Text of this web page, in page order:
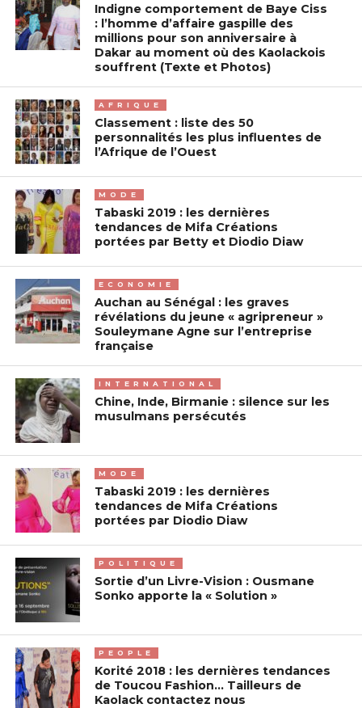
Indigne comportement de Baye Ciss
: l’homme d’affaire gaspille des
millions pour son anniversaire à
Dakar au moment où des Kaolackois
souffrent (Texte et Photos)
AFRIQUE
Classement : liste des 50
personnalités les plus influentes de
l’Afrique de l’Ouest
MODE
Tabaski 2019 : les dernières
tendances de Mifa Créations
portées par Betty et Diodio Diaw
ECONOMIE
Auchan au Sénégal : les graves
révélations du jeune « agripreneur »
Souleymane Agne sur l’entreprise
française
INTERNATIONAL
Chine, Inde, Birmanie : silence sur les
musulmans persécutés
MODE
Tabaski 2019 : les dernières
tendances de Mifa Créations
portées par Diodio Diaw
POLITIQUE
Sortie d’un Livre-Vision : Ousmane
Sonko apporte la « Solution »
PEOPLE
Korité 2018 : les dernières tendances
de Toucou Fashion… Tailleurs de
Kaolack contactez nous